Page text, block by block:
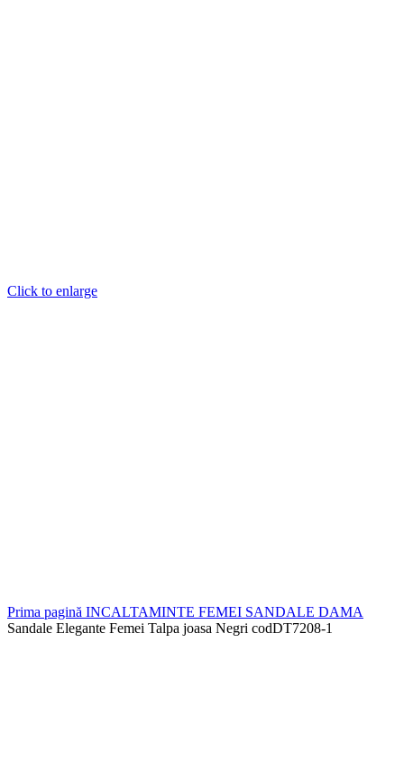
Click to enlarge
Prima pagină INCALTAMINTE FEMEI SANDALE DAMA
Sandale Elegante Femei Talpa joasa Negri codDT7208-1